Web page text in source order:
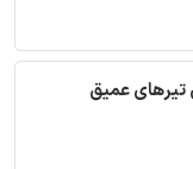
تیرهای عمیق